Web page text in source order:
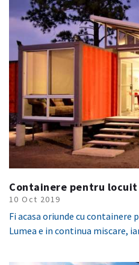
Containere pentru locuit
10 Oct 2019
Fi acasa oriunde cu containere
Lumea e in continua miscare,